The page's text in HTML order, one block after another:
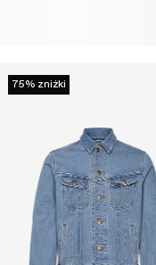
75% zniżki